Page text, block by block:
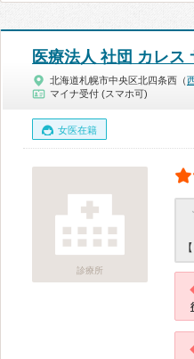
医療法人 社団 カレス
北海道札幌市中央区北四条西（
マイナ受付 (スマホ可)
女医在籍
診療所